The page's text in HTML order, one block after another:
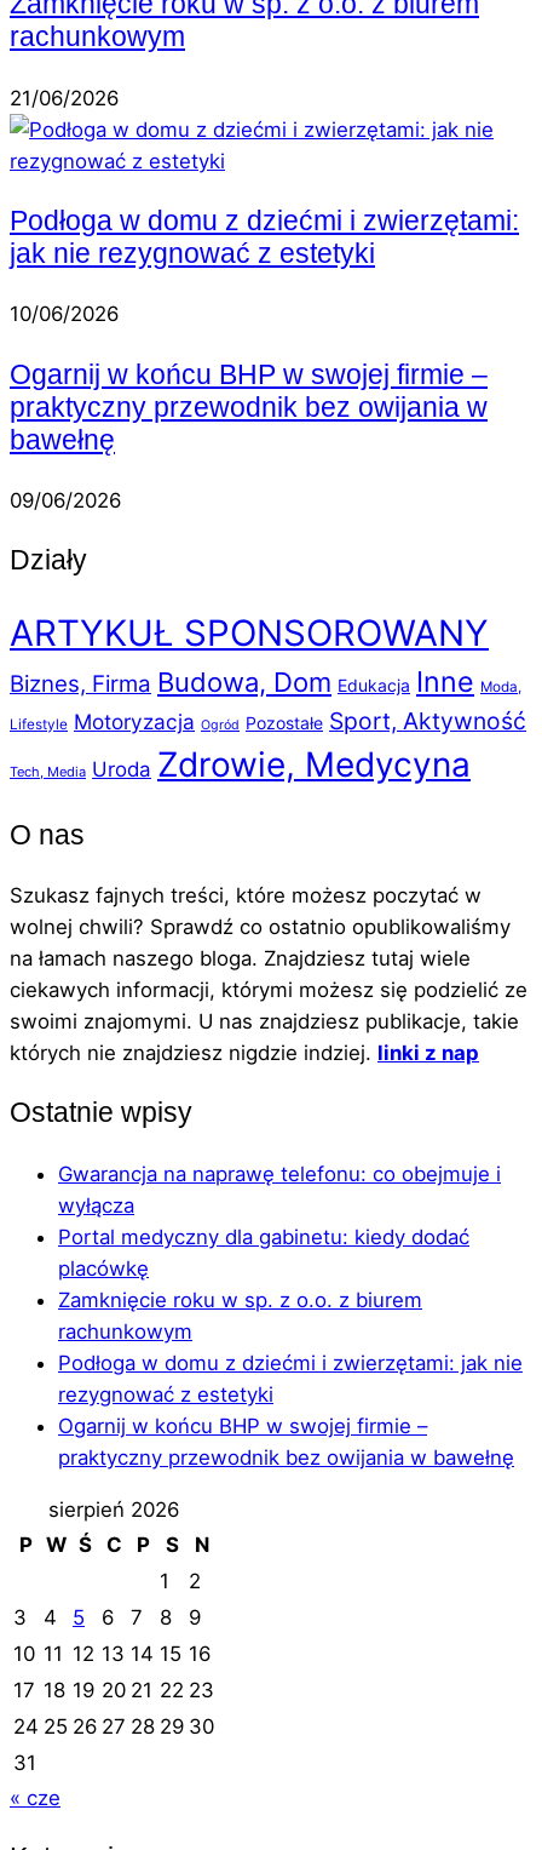
rachunkowym
21/06/2026
Podłoga w domu z dziećmi i zwierzętami:
jak nie rezygnować z estetyki
10/06/2026
Ogarnij w końcu BHP w swojej firmie –
praktyczny przewodnik bez owijania w
bawełnę
09/06/2026
Działy
ARTYKUŁ SPONSOROWANY
Biznes, Firma Budowa, Dom Edukacja Inne Moda,
Lifestyle Motoryzacja Ogród Pozostałe Sport, Aktywność
Tech, Media Uroda Zdrowie, Medycyna
O nas
Szukasz fajnych treści, które możesz poczytać w
wolnej chwili? Sprawdź co ostatnio opublikowaliśmy
na łamach naszego bloga. Znajdziesz tutaj wiele
ciekawych informacji, którymi możesz się podzielić ze
swoimi znajomymi. U nas znajdziesz publikacje, takie
których nie znajdziesz nigdzie indziej. linki z nap
Ostatnie wpisy
Gwarancja na naprawę telefonu: co obejmuje i
wyłącza
Portal medyczny dla gabinetu: kiedy dodać
placówkę
Zamknięcie roku w sp. z o.o. z biurem
rachunkowym
Podłoga w domu z dziećmi i zwierzętami: jak nie
rezygnować z estetyki
Ogarnij w końcu BHP w swojej firmie –
praktyczny przewodnik bez owijania w bawełnę
sierpień 2026
P W Ś C P S
N
1
2
3
4 5 6 7 8
9
10 11 12 13 14 15 16
17 18 19 20 21 22 23
24 25 26 27 28 29 30
31
« cze